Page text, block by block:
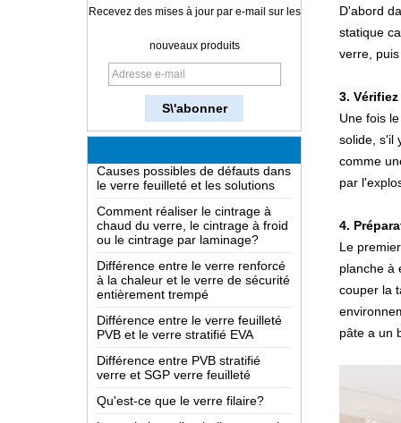
Recevez des mises à jour par e-mail sur les
nouveaux produits
Comment fabrique-t-on le verre?
Comment fonctionne un miroir à
double sens?
Connaissance approfondie du
verre LOW-E
le verre feuilleté et les solutions
Comment réaliser le cintrage à
ou le cintrage par laminage?
Différence entre le verre renforcé
entièrement trempé
Différence entre le verre feuilleté
Différence entre PVB stratifié
Qu'est-ce que le verre filaire?
Les solutions d'emballage pour le
D'abord
statique
verre,
3.
Une fois
solide, s'il
comme
par
4.
Le
planche à
couper la
pâte a un